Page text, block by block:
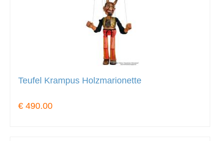
Teufel Krampus Holzmarionette
€ 490.00